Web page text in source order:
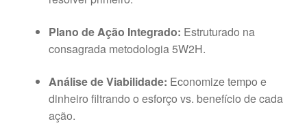
Plano de Ação Integrado: Estruturado na
consagrada metodologia 5W2H.
Análise de Viabilidade: Economize tempo e
dinheiro filtrando o esforço vs. benefício de cada
ação.